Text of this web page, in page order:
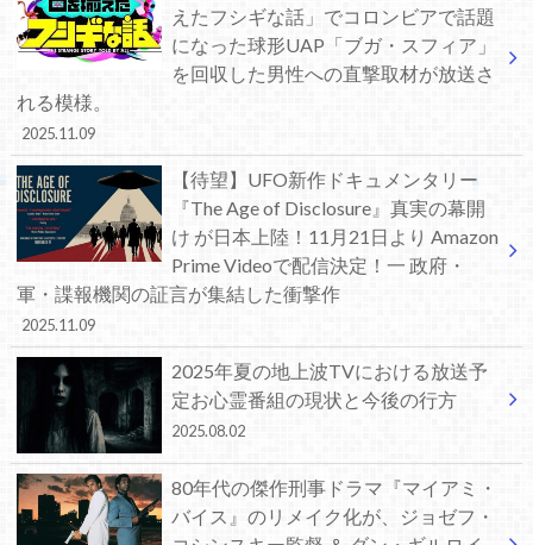
えたフシギな話」でコロンビアで話題
になった球形UAP「ブガ・スフィア」
を回収した男性への直撃取材が放送さ
れる模様。
2025.11.09
【待望】UFO新作ドキュメンタリー
『The Age of Disclosure』真実の幕開
け が日本上陸！11月21日より Amazon
Prime Videoで配信決定！一 政府・
軍・諜報機関の証言が集結した衝撃作
2025.11.09
2025年夏の地上波TVにおける放送予
定お心霊番組の現状と今後の行方
2025.08.02
80年代の傑作刑事ドラマ『マイアミ・
バイス』のリメイク化が、ジョゼフ・